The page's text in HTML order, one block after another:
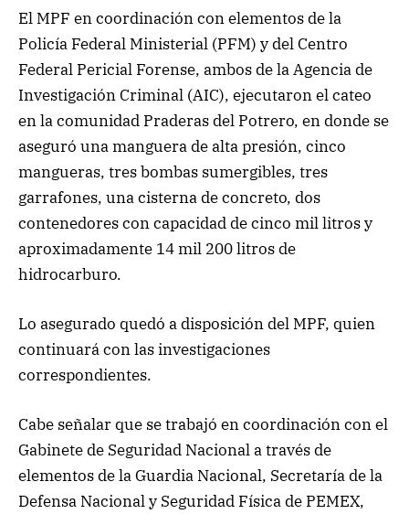
El MPF en coordinación con elementos de la
Policía Federal Ministerial (PFM) y del Centro
Federal Pericial Forense, ambos de la Agencia de
Investigación Criminal (AIC), ejecutaron el cateo
en la comunidad Praderas del Potrero, en donde se
aseguró una manguera de alta presión, cinco
mangueras, tres bombas sumergibles, tres
garrafones, una cisterna de concreto, dos
contenedores con capacidad de cinco mil litros y
aproximadamente 14 mil 200 litros de
hidrocarburo.
Lo asegurado quedó a disposición del MPF, quien
continuará con las investigaciones
correspondientes.
Cabe señalar que se trabajó en coordinación con el
Gabinete de Seguridad Nacional a través de
elementos de la Guardia Nacional, Secretaría de la
Defensa Nacional y Seguridad Física de PEMEX,